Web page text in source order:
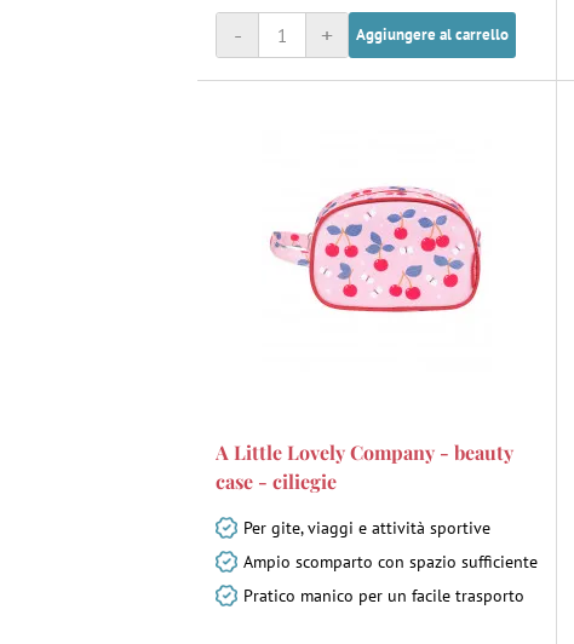
+
- Aggiungere al carrello
A Little Lovely Company - beauty
case - ciliegie
Per gite, viaggi e attività sportive
Ampio scomparto con spazio sufficiente
Pratico manico per un facile trasporto